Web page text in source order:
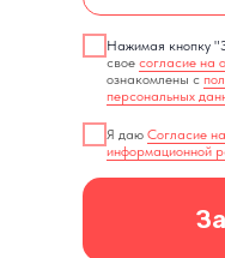
Нажимая кнопку
свое согласие на
ознакомлены с
персональных
Я даю Согласие
информационной